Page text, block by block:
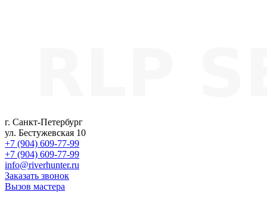
г. Санкт-Петербург
ул. Бестужевская 10
+7 (904) 609-77-99
+7 (904) 609-77-99
info@riverhunter.ru
Заказать звонок
Вызов мастера